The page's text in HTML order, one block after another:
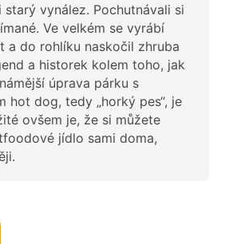
vynález. Pochutnávali si
Ve velkém se vyrábí
a do rohlíku naskočil zhruba
a historek kolem toho, jak
úprava párku s
hot dog, tedy „horký pes“, je
ovšem je, že si můžete
jídlo sami doma,